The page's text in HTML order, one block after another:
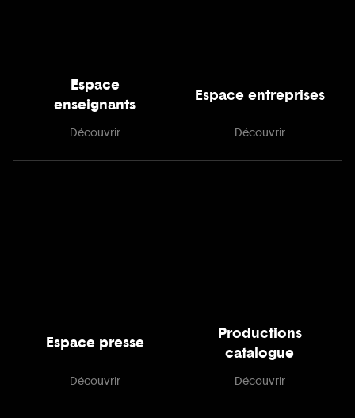
Espace
enseignants
Découvrir
Espace entreprises
Découvrir
Espace presse
Découvrir
Productions
catalogue
Découvrir